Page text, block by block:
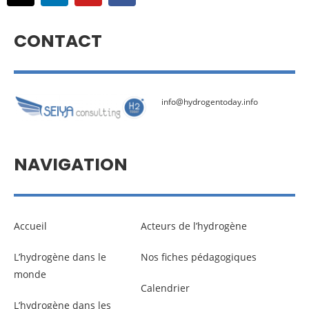
CONTACT
info@hydrogentoday.info
NAVIGATION
Accueil
L’hydrogène dans le
monde
L’hydrogène dans les
Acteurs de l’hydrogène
Nos fiches pédagogiques
Calendrier